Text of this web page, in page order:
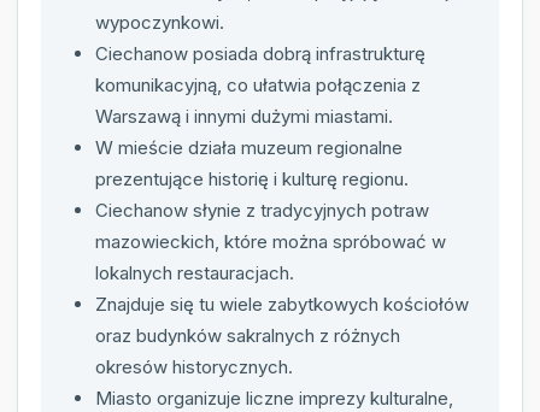
wypoczynkowi.
Ciechanow posiada dobrą infrastrukturę
komunikacyjną, co ułatwia połączenia z
Warszawą i innymi dużymi miastami.
W mieście działa muzeum regionalne
prezentujące historię i kulturę regionu.
Ciechanow słynie z tradycyjnych potraw
mazowieckich, które można spróbować w
lokalnych restauracjach.
Znajduje się tu wiele zabytkowych kościołów
oraz budynków sakralnych z różnych
okresów historycznych.
Miasto organizuje liczne imprezy kulturalne,